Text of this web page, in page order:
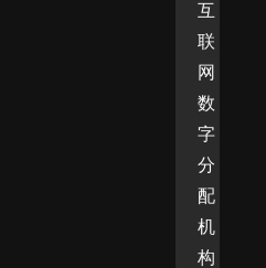
互
联
网
数
字
分
配
机
构